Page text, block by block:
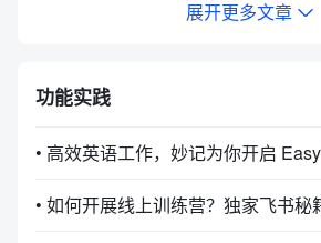
展开更多文章
功能实践
• 高效英语工作，妙记为你开启
• 如何开展线上训练营？独家飞书秘